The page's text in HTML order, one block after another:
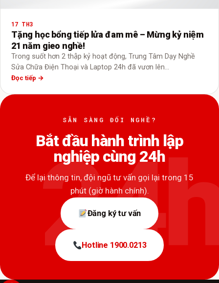
17 TH3
Tặng học bổng tiếp lửa đam mê – Mừng kỷ niệm
21 năm gieo nghề!
Trong suốt hơn 2 thập kỷ hoạt động, Trung Tâm Dạy Nghề
Sửa Chữa Điện Thoại và Laptop 24h đã vươn lên…
Đọc tiếp →
SẴN SÀNG ĐỔI NGHỀ?
Bắt đầu hành trình lập
nghiệp cùng 24h
Để lại thông tin, đội ngũ tư vấn gọi lại trong 15
phút (giờ hành chính).
Đăng ký tư vấn
Hotline 1900.0213